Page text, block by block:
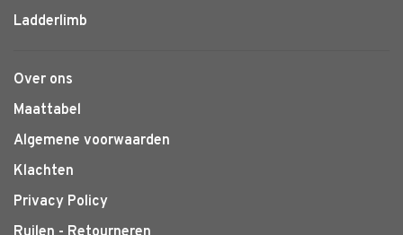
Ladderlimb
Over ons
Maattabel
Algemene voorwaarden
Klachten
Privacy Policy